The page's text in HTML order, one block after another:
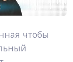
чтобы